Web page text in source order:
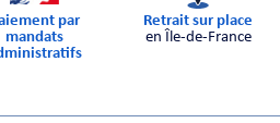
par
mandats
Retrait sur place
en Île-de-France